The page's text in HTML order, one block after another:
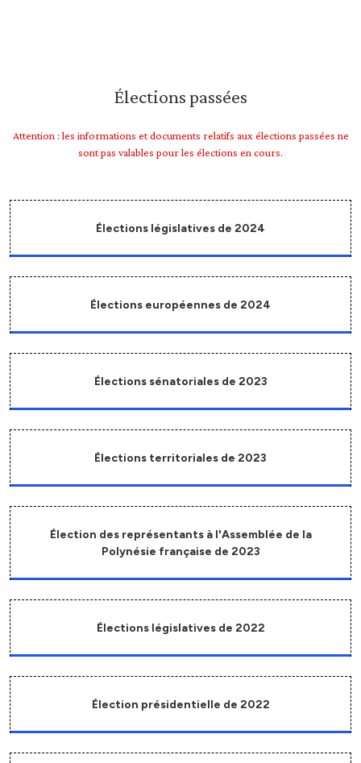
Élections passées
Attention : les informations et documents relatifs aux élections passées ne
sont pas valables pour les élections en cours.
Élections législatives de 2024
Élections européennes de 2024
Élections sénatoriales de 2023
Élections territoriales de 2023
Élection des représentants à l'Assemblée de la
Polynésie française de 2023
Élections législatives de 2022
Élection présidentielle de 2022